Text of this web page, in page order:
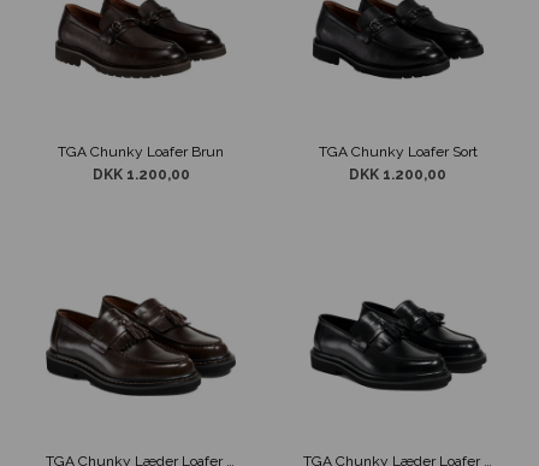
TGA Chunky Loafer Brun
DKK 1.200,00
TGA Chunky Loafer Sort
DKK 1.200,00